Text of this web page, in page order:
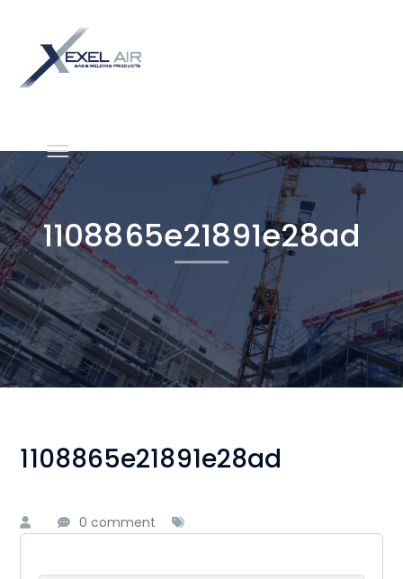
1108865e21891e28ad
1108865e21891e28ad
0 comment